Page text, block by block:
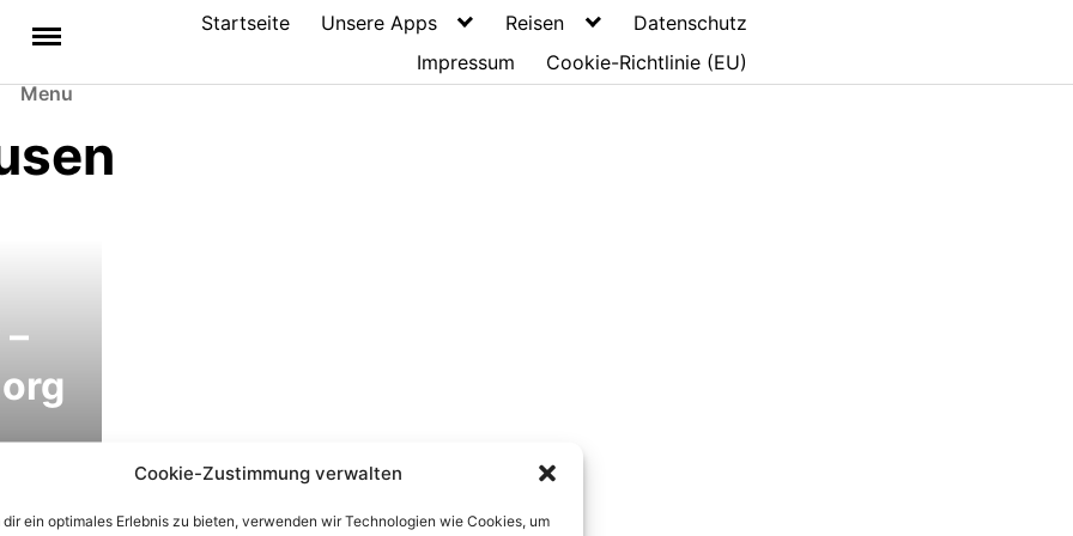
Menu
Startseite Unsere Apps Reisen
Datenschutz
Impressum
Cookie-Richtlinie (EU)
Cookie-Zustimmung verwalten
dir ein optimales Erlebnis zu bieten, verwenden wir Technologien wie Cookies, um